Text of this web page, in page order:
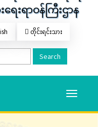
ေးရာဝန်ကြီးဌာန
တိုင်းရင်းသား
Search
Toggle